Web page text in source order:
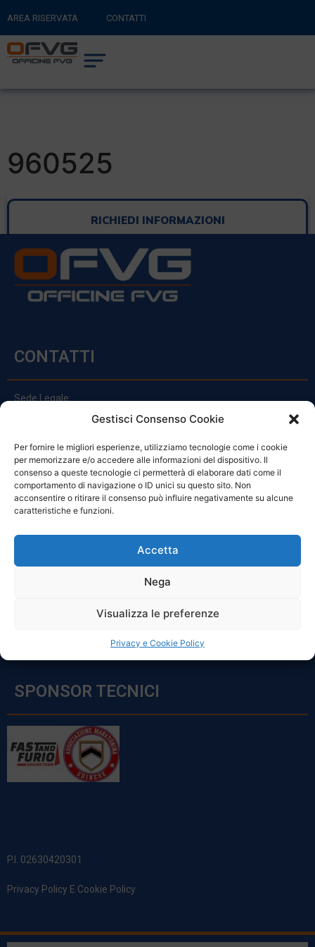
Gestisci Consenso Cookie
Per fornire le migliori esperienze, utilizziamo tecnologie come i cookie
per memorizzare e/o accedere alle informazioni del dispositivo. Il
consenso a queste tecnologie ci permetterà di elaborare dati come il
comportamento di navigazione o ID unici su questo sito. Non
acconsentire o ritirare il consenso può influire negativamente su alcune
caratteristiche e funzioni.
Accetta
Nega
Visualizza le preferenze
Privacy e Cookie Policy
AREA RISERVATA CONTATTI
RITORNA AL SITO PRINCIPALE
CARRELLO
960525
RICHIEDI INFORMAZIONI
CONTATTI
Sede Legale:
Via Principe Di Udine 144
clienti@officinefvg.it
info@officinefvg.it
posta@officinefvgpec.It
ORARI
Sabato: 8:00 – 12:00
SPONSOR TECNICI
P.I. 02630420301
Privacy Policy E Cookie Policy